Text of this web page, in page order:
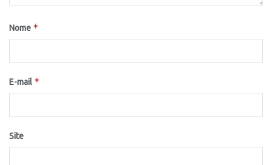
Nome *
E-mail *
Site